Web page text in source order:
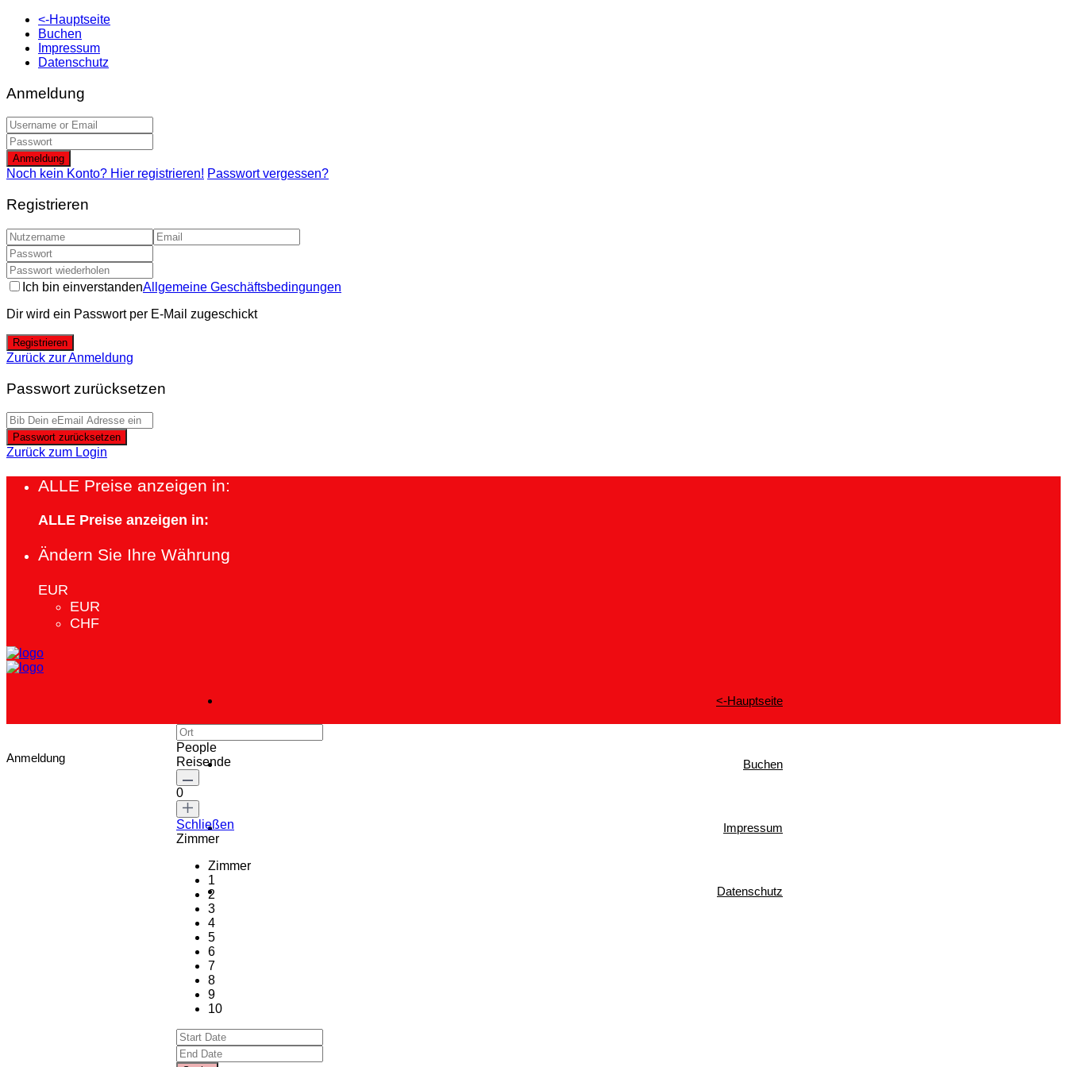
<-Hauptseite
Buchen
Impressum
Datenschutz
Anmeldung
Anmeldung
Noch kein Konto? Hier registrieren! Passwort vergessen?
Registrieren
Ich bin einverstandenAllgemeine Geschäftsbedingungen
Dir wird ein Passwort per E-Mail zugeschickt
Registrieren
Zurück zur Anmeldung
Passwort zurücksetzen
Passwort zurücksetzen
Zurück zum Login
ALLE Preise anzeigen in:
ALLE Preise anzeigen in:
Ändern Sie Ihre Währung
EUR
EUR
CHF
<-Hauptseite
Buchen
Impressum
Datenschutz
Anmeldung
People
Reisende
0
Schließen
Zimmer
Zimmer
1
2
3
4
5
6
7
8
9
10